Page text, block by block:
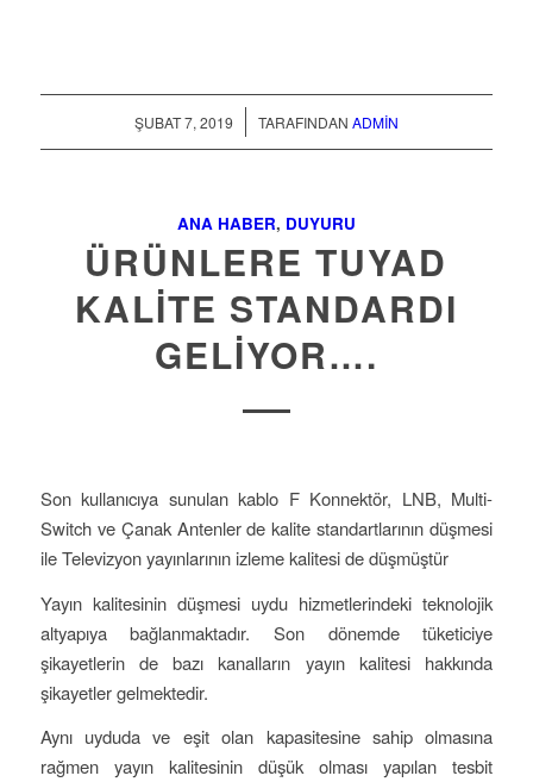
ŞUBAT 7, 2019
/ TARAFINDAN ADMIN
ANA HABER, DUYURU
ÜRÜNLERE TUYAD
KALITE STANDARDI
GELIYOR….
Son kullanıcıya sunulan kablo F Konnektör, LNB, Multi-
Switch ve Çanak Antenler de kalite standartlarının düşmesi
ile Televizyon yayınlarının izleme kalitesi de düşmüştür
Yayın kalitesinin düşmesi uydu hizmetlerindeki teknolojik
altyapıya bağlanmaktadır. Son dönemde tüketiciye
şikayetlerin de bazı kanalların yayın kalitesi hakkında
şikayetler gelmektedir.
Aynı uyduda ve eşit olan kapasitesine sahip olmasına
rağmen yayın kalitesinin düşük olması yapılan tesbit